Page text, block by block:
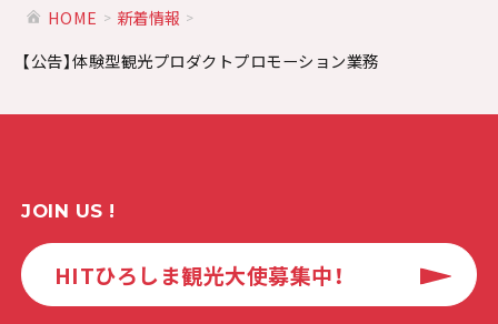
HOME
新着情報
【公告】体験型観光プロダクトプロモーション業務
JOIN US !
HITひろしま観光大使募集中！